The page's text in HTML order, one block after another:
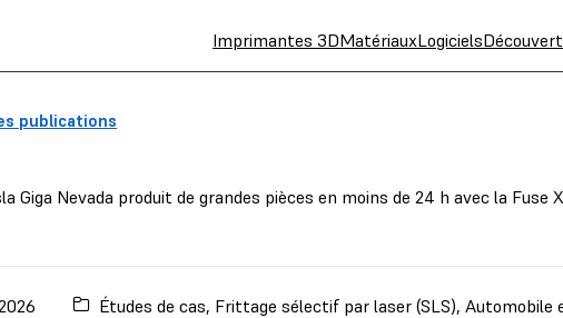
Imprimantes 3DMatériauxLogiciels
publications
Giga Nevada produit de grandes pièces en moins de 24 h avec la Fuse
Études de cas, Frittage sélectif par laser (SLS), Automobile